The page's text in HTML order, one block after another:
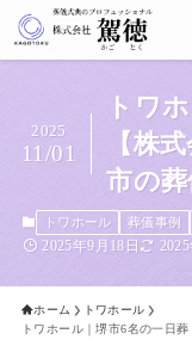
トワ
【株
市の
2025
11/01
トワホール 葬儀事例
2025年9月18日
ホーム
トワホール
トワホール｜堺市6名の一日